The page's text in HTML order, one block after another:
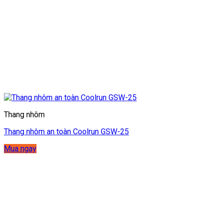
Thang nhôm
Thang nhôm an toàn Coolrun GSW-25
Mua ngay